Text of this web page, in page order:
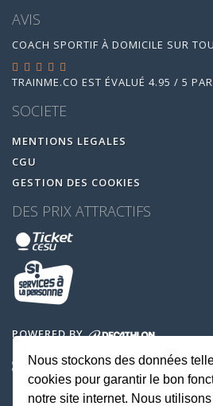
AVIS
COACH SPORTIF À DOMICILE SUR
TRAINME.CO EST ÉVALUÉ 4.95 / 5 PAR
SOCIETE
MENTIONS LEGALES
CGU
GESTION DES COOKIES
DES PRIX ATTRACTIFS
POWERED BY
Nous stockons des données
cookies pour garantir le bon
notre site internet. Nous